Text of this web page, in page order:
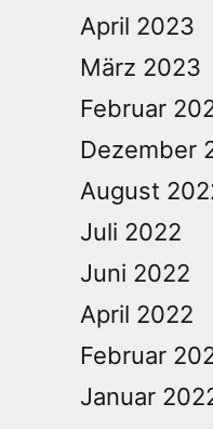
April 2023
März 2023
Februar
Dezember
August
Juli 2022
Juni 2022
April 2022
Februar
Januar